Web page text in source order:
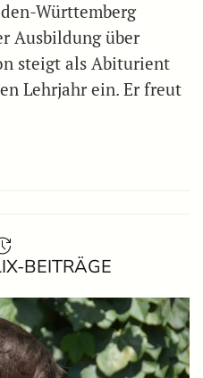
Württemberg
Ausbildung über
steigt als Abiturient
Lehrjahr ein. Er freut
BEITRÄGE